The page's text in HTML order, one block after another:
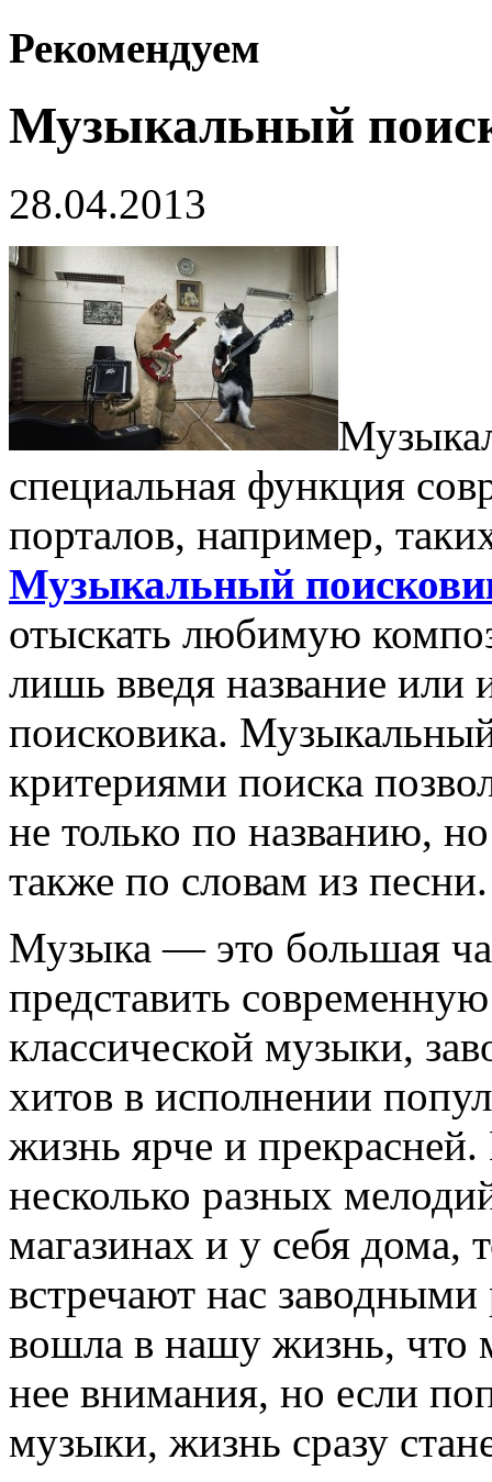
Рекомендуем
Музыкальный
28.04.2013
специальная функция
порталов, например,
Музыкальный
отыскать любимую
лишь введя название
поисковика.
критериями поиска
не только по названию,
также по словам из песни.
Музыка — это большая
представить
классической музыки,
хитов в исполнении
жизнь ярче и
несколько разных
магазинах и у себя дома,
встречают нас
вошла в нашу жизнь, что
нее внимания, но если
музыки, жизнь сразу